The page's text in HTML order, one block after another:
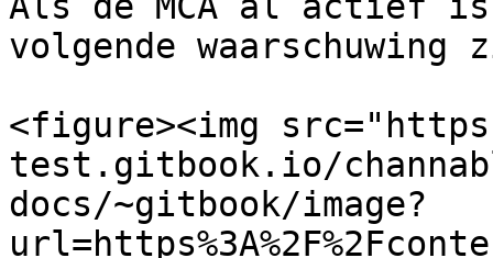
volgende waarschuwing
<figure><img
test.gitbook.io/
docs/~gitbook/image?